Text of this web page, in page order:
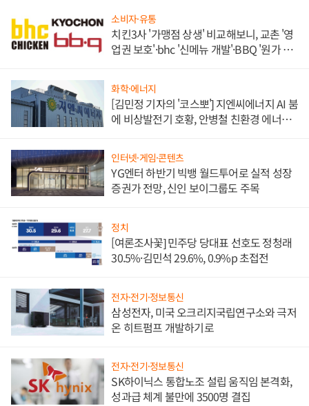
소비자·유통
치킨3사 '가맹점 상생' 비교해보니, 교촌 '영
업권 보호'·bhc '신메뉴 개발'·BBQ '원가 부
화학·에너지
[김민정 기자의 '코스뽀'] 지엔씨에너지 AI 붐
에 비상발전기 호황, 안병철 친환경 에너지
인터넷·게임·콘텐츠
YG엔터 하반기 빅뱅 월드투어로 실적 성장
증권가 전망, 신인 보이그룹도 주목
정치
[여론조사꽃] 민주당 당대표 선호도 정청래
30.5%·김민석 29.6%, 0.9%p 초접전
전자·전기·정보통신
삼성전자, 미국 오크리지국립연구소와 극저
온 히트펌프 개발하기로
전자·전기·정보통신
SK하이닉스 통합노조 설립 움직임 본격화,
성과급 체계 불만에 3500명 결집